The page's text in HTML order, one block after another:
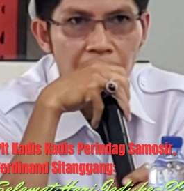
simalungun sosial sosok